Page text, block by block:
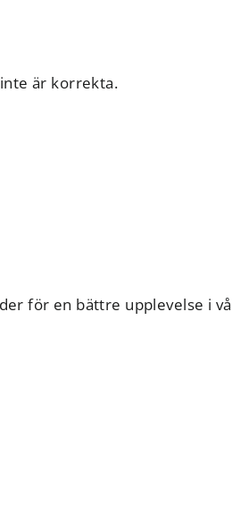
är korrekta.
för en bättre upplevelse i